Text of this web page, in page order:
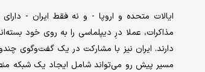
ایالات متحده و اروپا - و نه فقط ایران -
مذاکرات، عملا درِ دیپلماسی را به ‌روی خود
دارند. ایران نیز با مشارکت در یک گفت‌وگوی
مسیر پیش رو می‌تواند شامل ایجاد یک شبکه